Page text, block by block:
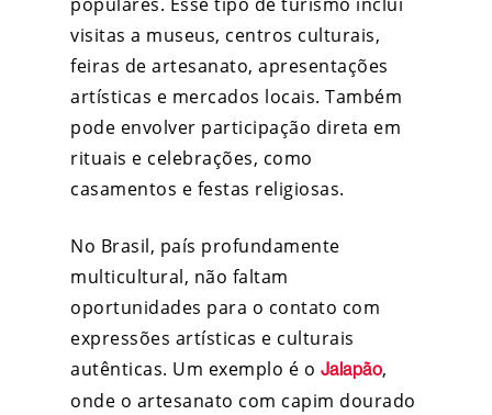
visitas a museus, centros culturais,
feiras de artesanato, apresentações
artísticas e mercados locais. Também
pode envolver participação direta em
rituais e celebrações, como
casamentos e festas religiosas.
No Brasil, país profundamente
multicultural, não faltam
oportunidades para o contato com
expressões artísticas e culturais
autênticas. Um exemplo é o Jalapão,
onde o artesanato com capim dourado